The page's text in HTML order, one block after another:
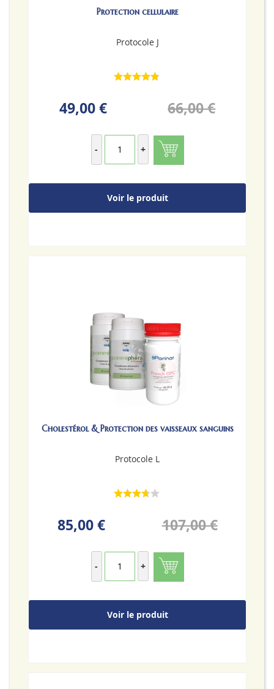
Protection cellulaire
Protocole J
49,00 € 66,00 €
- +
Voir le produit
Cholestérol & Protection des vaisseaux sanguins
Protocole L
85,00 € 107,00 €
- +
Voir le produit